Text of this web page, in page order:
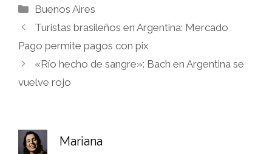
Categorías
Buenos Aires
Turistas brasileños en Argentina: Mercado
Pago permite pagos con pix
«Río hecho de sangre»: Bach en Argentina se
vuelve rojo
Mariana